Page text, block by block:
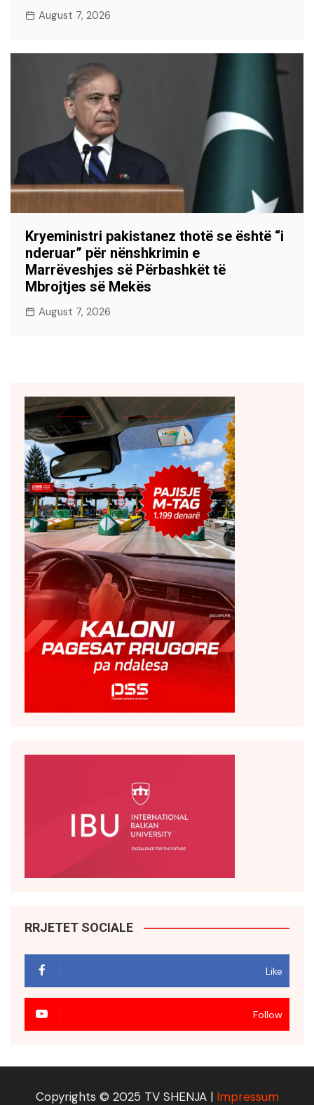
August 7, 2026
Kryeministri pakistanez thotë se është “i
nderuar” për nënshkrimin e
Marrëveshjes së Përbashkët të
Mbrojtjes së Mekës
August 7, 2026
RRJETET SOCIALE
Like
Follow
Copyrights © 2025 TV SHENJA | Impressum